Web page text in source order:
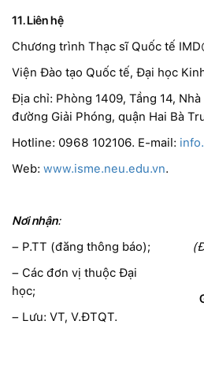
11. Liên hệ
Chương trình Thạc sĩ Quốc tế
Viện Đào tạo Quốc tế, Đại học
Địa chỉ: Phòng 1409, Tầng 14,
đường Giải Phóng, quận Hai Bà
Hotline: 0968 102106. E-mail:
Web: www.isme.neu.edu.vn.
Nơi nhận:
– P.TT (đăng thông báo);
– Các đơn vị thuộc Đại
học;
– Lưu: VT, V.ĐTQT.